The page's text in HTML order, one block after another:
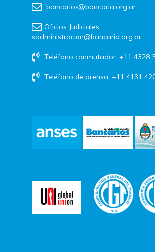
bancarios@bancaria.org.ar
Oficios Judiciales
sadministracion@bancaria.org.ar
Teléfono conmutador: +11 4328
Teléfono de prensa: +11 4131